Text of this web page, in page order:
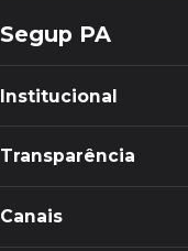
Segup PA
Institucional
Transparência
Canais